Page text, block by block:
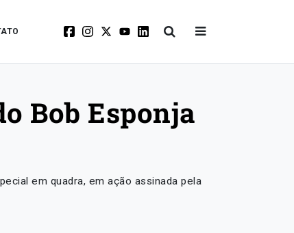
Bob Esponja
em quadra, em ação assinada pela